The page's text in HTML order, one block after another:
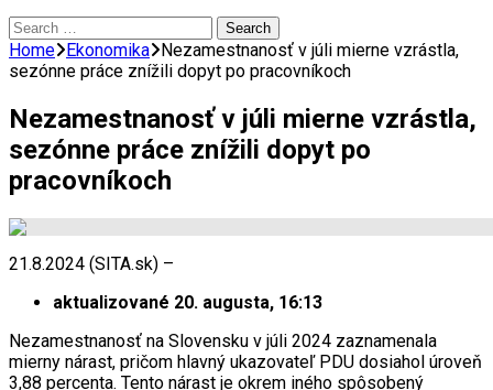
Search
for:
Home Ekonomika Nezamestnanosť v júli mierne vzrástla,
sezónne práce znížili dopyt po pracovníkoch
Nezamestnanosť v júli mierne vzrástla,
sezónne práce znížili dopyt po
pracovníkoch
21.8.2024 (SITA.sk) –
aktualizované 20. augusta, 16:13
Nezamestnanosť na Slovensku v júli 2024 zaznamenala
mierny nárast, pričom hlavný ukazovateľ PDU dosiahol úroveň
3,88 percenta. Tento nárast je okrem iného spôsobený